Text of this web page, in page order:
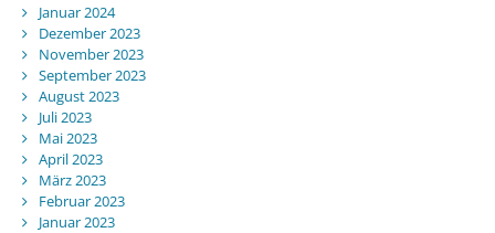
Januar 2024
Dezember 2023
November 2023
September 2023
August 2023
Juli 2023
Mai 2023
April 2023
März 2023
Februar 2023
Januar 2023